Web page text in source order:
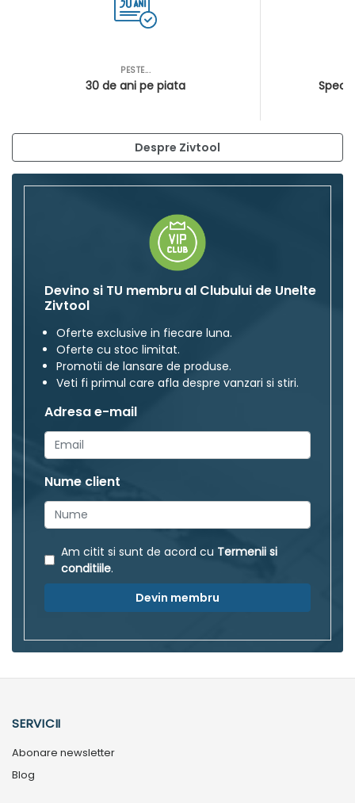
PESTE...
30 de ani pe piata
Despre Zivtool
Devino si TU membru al Clubului de Unelte
Zivtool
Oferte exclusive in fiecare luna.
Oferte cu stoc limitat.
Promotii de lansare de produse.
Veti fi primul care afla despre vanzari si stiri.
Adresa e-mail
Nume client
Am citit si sunt de acord cu Termenii si
conditiile.
Devin membru
SERVICII
Abonare newsletter
Blog